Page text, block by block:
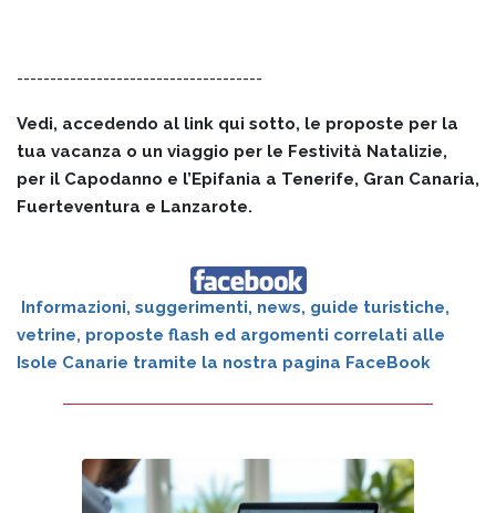
-------------------------------------
Vedi, accedendo al link qui sotto, le proposte per la
tua vacanza o un viaggio per le Festività Natalizie,
per il Capodanno e l’Epifania a Tenerife, Gran Canaria,
Fuerteventura e Lanzarote.
Informazioni, suggerimenti, news, guide turistiche,
vetrine, proposte flash ed argomenti correlati alle
Isole Canarie tramite la nostra pagina FaceBook